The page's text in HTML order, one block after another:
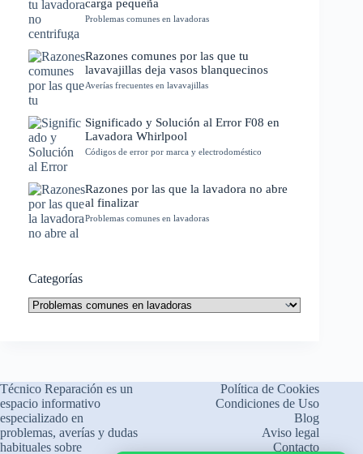
carga pequeña
Problemas comunes en lavadoras
Razones comunes por las que tu
lavavajillas deja vasos blanquecinos
Averías frecuentes en lavavajillas
Significado y Solución al Error F08 en
Lavadora Whirlpool
Códigos de error por marca y electrodoméstico
Razones por las que la lavadora no abre
al finalizar
Problemas comunes en lavadoras
Categorías
Categorías
Técnico Reparación es un
espacio informativo
especializado en
problemas, averías y dudas
habituales sobre
Política de Cookies
Condiciones de Uso
Blog
Aviso legal
Contacto